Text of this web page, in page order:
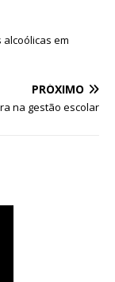
alcoólicas em
PRÓXIMO
na gestão escolar